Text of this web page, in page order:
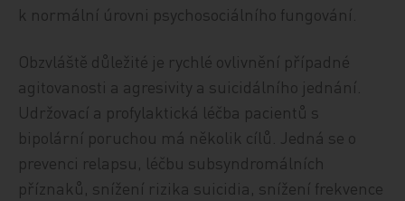
k normální úrovni psychosociálního fungování.
Obzvláště důležité je rychlé ovlivnění případné
agitovanosti a agresivity a suicidálního jednání.
Udržovací a profylaktická léčba pacientů s
bipolární poruchou má několik cílů. Jedná se o
prevenci relapsu, léčbu subsyndromálních
příznaků, snížení rizika suicidia, snížení frekvence